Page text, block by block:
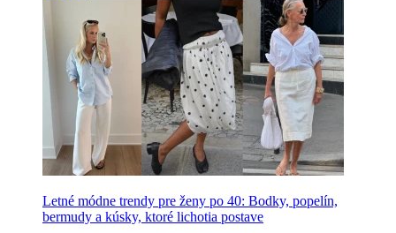
Letné módne trendy pre ženy po 40: Bodky, popelín,
bermudy a kúsky, ktoré lichotia postave